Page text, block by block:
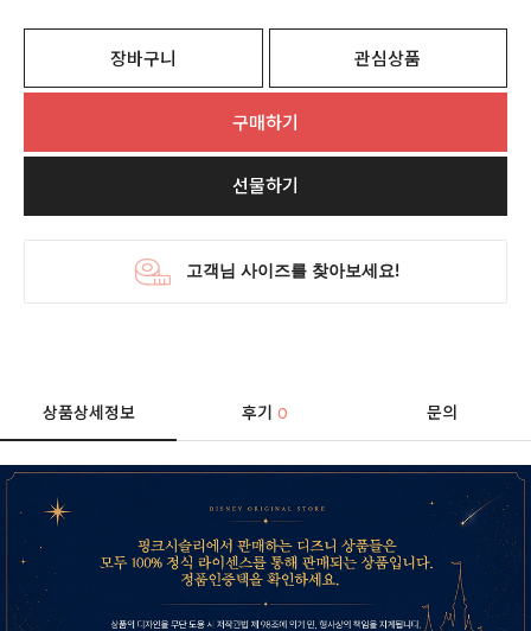
장바구니 관심상품
구매하기
선물하기
상품상세정보 후기0 문의